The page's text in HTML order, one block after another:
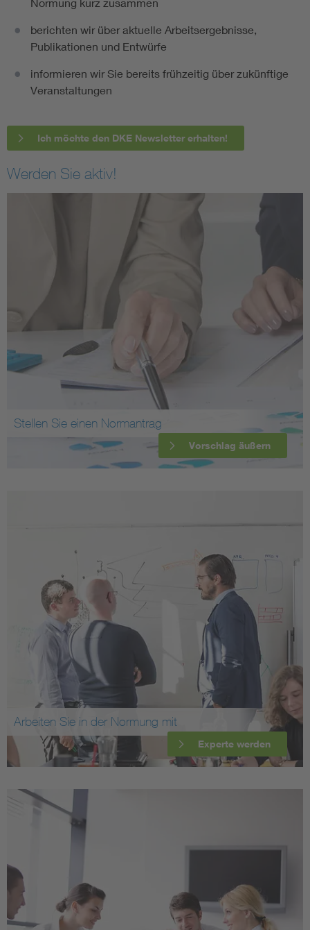
berichten wir über aktuelle Arbeitsergebnisse,
Publikationen und Entwürfe
informieren wir Sie bereits frühzeitig über zukünftige
Veranstaltungen
Ich möchte den DKE Newsletter erhalten!
Werden Sie aktiv!
Stellen Sie einen Normantrag
Vorschlag äußern
Arbeiten Sie in der Normung mit
Experte werden